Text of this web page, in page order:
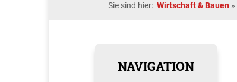
Sie sind hier: Wirtschaft & Bauen »
NAVIGATION